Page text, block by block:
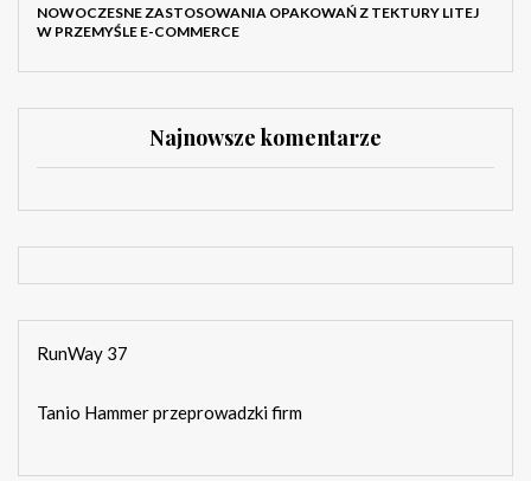
NOWOCZESNE ZASTOSOWANIA OPAKOWAŃ Z TEKTURY LITEJ
W PRZEMYŚLE E-COMMERCE
Najnowsze komentarze
RunWay 37
Tanio Hammer przeprowadzki firm